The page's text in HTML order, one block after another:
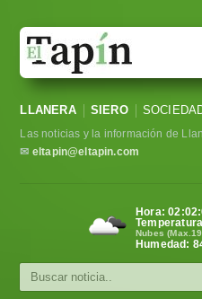
Sociedad
Política
Cultura
LLANERA SIERO
Las noticias y la información de
✉ eltapin@eltapin.com
Hora:
Nubes
Humedad: